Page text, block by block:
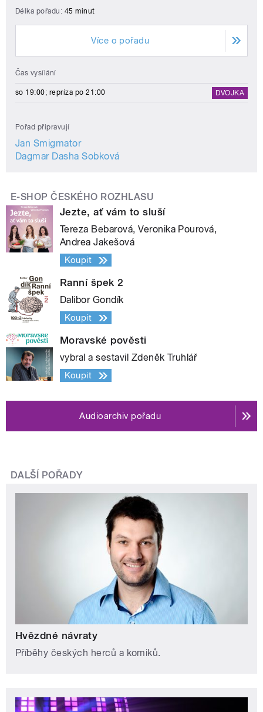
Délka pořadu: 45 minut
Více o pořadu
Čas vysílání
so 19:00; repríza po 21:00 DVOJKA
Pořad připravují
Jan Smigmator
Dagmar Dasha Sobková
E-SHOP ČESKÉHO ROZHLASU
Jezte, ať vám to sluší
Tereza Bebarová, Veronika Pourová,
Andrea Jakešová
Koupit
Ranní špek 2
Dalibor Gondík
Koupit
Moravské pověsti
vybral a sestavil Zdeněk Truhlář
Koupit
Audioarchiv pořadu
DALŠÍ POŘADY
Hvězdné návraty
Příběhy českých herců a komiků.